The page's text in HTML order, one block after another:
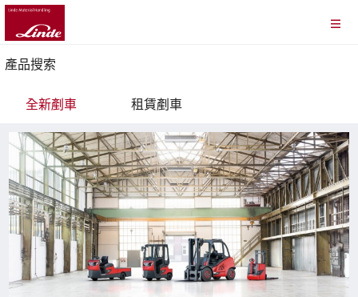
產品搜索
全新剷車 租賃剷車